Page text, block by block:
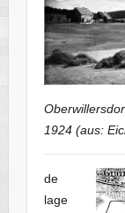
1924 (aus:
de
lage